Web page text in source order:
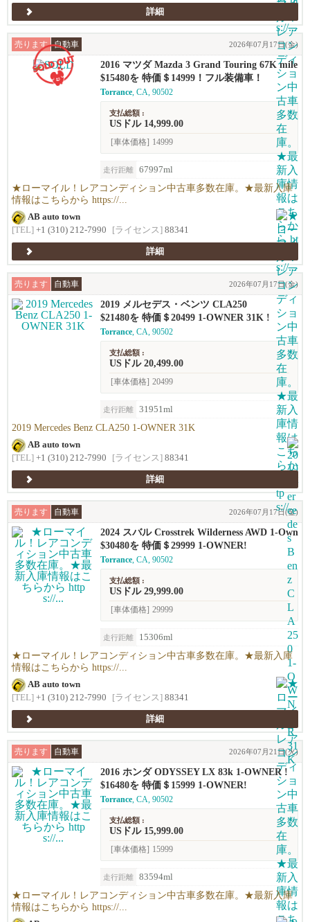
詳細
売ります 自動車 2026年07月17日(金)
2016 マツダ Mazda 3 Grand Touring 67K mile
s !
$15480を 特価＄14999！フル装備車！
Torrance, CA, 90502
支払総額 :
USドル 14,999.00
[車体価格] 14999
走行距離 67997ml
★ローマイル！レアコンディション中古車多数在庫。★最新入庫
情報はこちらから https://...
AB auto town
[TEL] +1 (310) 212-7990 [ライセンス] 88341
詳細
売ります 自動車 2026年07月17日(金)
2019 メルセデス・ベンツ CLA250
$21480を 特価＄20499 1-OWNER 31K !
Torrance, CA, 90502
支払総額 :
USドル 20,499.00
[車体価格] 20499
走行距離 31951ml
2019 Mercedes Benz CLA250 1-OWNER 31K
AB auto town
[TEL] +1 (310) 212-7990 [ライセンス] 88341
詳細
売ります 自動車 2026年07月17日(金)
2024 スバル Crosstrek Wilderness AWD 1-Own
er!!
$30480を 特価＄29999 1-OWNER!
Torrance, CA, 90502
支払総額 :
USドル 29,999.00
[車体価格] 29999
走行距離 15306ml
★ローマイル！レアコンディション中古車多数在庫。★最新入庫
情報はこちらから https://...
AB auto town
[TEL] +1 (310) 212-7990 [ライセンス] 88341
詳細
売ります 自動車 2026年07月21日(火)
2016 ホンダ ODYSSEY LX 83k 1-OWNER !
$16480を 特価＄15999 1-OWNER!
Torrance, CA, 90502
支払総額 :
USドル 15,999.00
[車体価格] 15999
走行距離 83594ml
★ローマイル！レアコンディション中古車多数在庫。★最新入庫
情報はこちらから https://...